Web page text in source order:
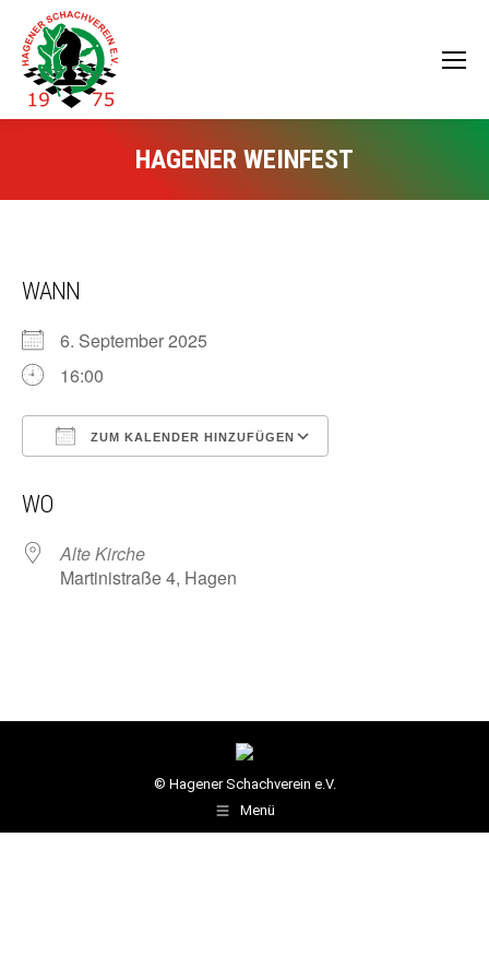
HAGENER WEINFEST
WANN
6. September 2025
16:00
ZUM KALENDER HINZUFÜGEN
WO
Alte Kirche
Martinistraße 4, Hagen
© Hagener Schachverein e.V.
Menü